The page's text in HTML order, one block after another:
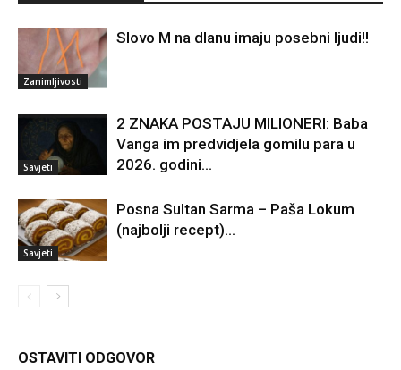
Zanimljivosti
Slovo M na dlanu imaju posebni ljudi!!
Savjeti
2 ZNAKA POSTAJU MILIONERI: Baba
Vanga im predvidjela gomilu para u
2026. godini…
Savjeti
Posna Sultan Sarma – Paša Lokum
(najbolji recept)…
OSTAVITI ODGOVOR